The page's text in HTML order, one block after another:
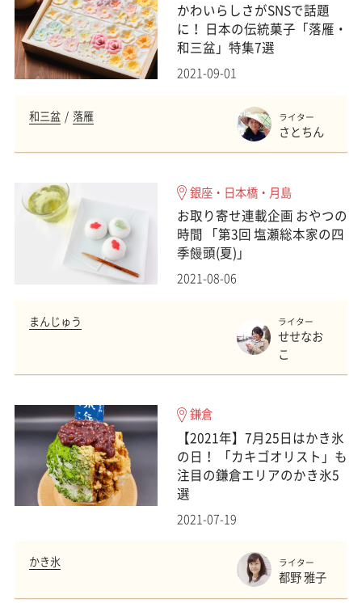
かわいらしさがSNSで話題
に！ 日本の伝統菓子「落雁・
和三盆」特集7選
2021-09-01
和三盆 落雁 ライター
さとちん
銀座・日本橋・月島
お取り寄せ連載企画 おやつの
時間 「第3回 塩瀬総本家の四
季饅頭(夏)」
2021-08-06
まんじゅう ライター
せせなお
こ
鎌倉
【2021年】7月25日はかき氷
の日！ 「カキゴオリスト」も
注目の鎌倉エリアのかき氷5
選
2021-07-19
かき氷 ライター
都野 雅子